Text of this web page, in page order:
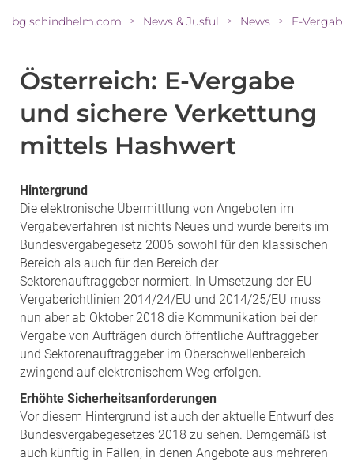
bg.schindhelm.com > News & Jusful > News >
Österreich: E-Vergabe
und sichere Verkettung
mittels Hashwert
Hintergrund
Die elektronische Übermittlung von Angeboten im
Vergabeverfahren ist nichts Neues und wurde bereits im
Bundesvergabegesetz 2006 sowohl für den klassischen
Bereich als auch für den Bereich der
Sektorenauftraggeber normiert. In Umsetzung der EU-
Vergaberichtlinien 2014/24/EU und 2014/25/EU muss
nun aber ab Oktober 2018 die Kommunikation bei der
Vergabe von Aufträgen durch öffentliche Auftraggeber
und Sektorenauftraggeber im Oberschwellenbereich
zwingend auf elektronischem Weg erfolgen.
Erhöhte Sicherheitsanforderungen
Vor diesem Hintergrund ist auch der aktuelle Entwurf des
Bundesvergabegesetzes 2018 zu sehen. Demgemäß ist
auch künftig in Fällen, in denen Angebote aus mehreren